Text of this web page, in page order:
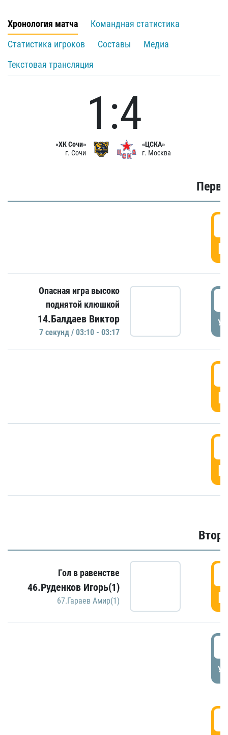
Хронология матча
Командная статистика
Статистика игроков
Составы
Медиа
Текстовая трансляция
«ХК Сочи»
г. Сочи
1:4
«ЦСКА»
г. Москва
Опасная игра высоко
поднятой клюшкой
14.Балдаев Виктор
7 секунд / 03:10 - 03:17
Гол в равенстве
46.Руденков Игорь(1)
67.Гараев Амир(1)